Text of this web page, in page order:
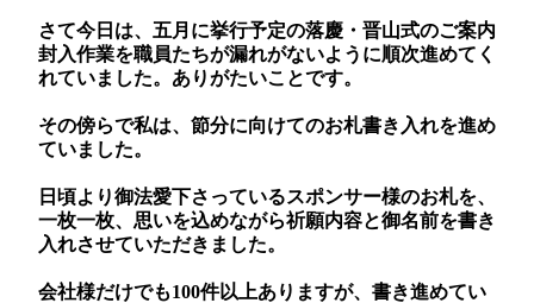
さて今日は、五月に挙行予定の落慶・晋山式のご案内
封入作業を職員たちが漏れがないように順次進めてく
れていました。ありがたいことです。
その傍らで私は、節分に向けてのお札書き入れを進め
ていました。
日頃より御法愛下さっているスポンサー様のお札を、
一枚一枚、思いを込めながら祈願内容と御名前を書き
入れさせていただきました。
会社様だけでも100件以上ありますが、書き進めてい